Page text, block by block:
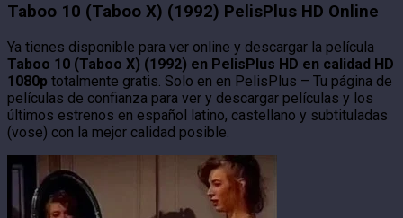
Taboo 10 (Taboo X) (1992) PelisPlus HD Online
Ya tienes disponible para ver online y descargar la película
Taboo 10 (Taboo X) (1992) en PelisPlus HD en calidad HD
1080p totalmente gratis. Solo en en PelisPlus – Tu página de
películas de confianza para ver y descargar películas y los
últimos estrenos en español latino, castellano y subtituladas
(vose) con la mejor calidad posible.